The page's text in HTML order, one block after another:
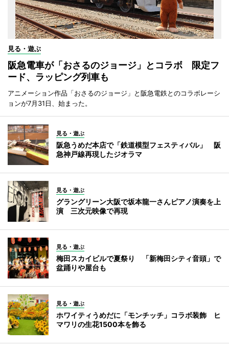
見る・遊ぶ
阪急電車が「おさるのジョージ」とコラボ 限定フ
ード、ラッピング列車も
アニメーション作品「おさるのジョージ」と阪急電鉄とのコラボレーシ
ョンが7月31日、始まった。
見る・遊ぶ
阪急うめだ本店で「鉄道模型フェスティバル」 阪
急神戸線再現したジオラマ
見る・遊ぶ
グラングリーン大阪で坂本龍一さんピアノ演奏を上
演 三次元映像で再現
見る・遊ぶ
梅田スカイビルで夏祭り 「新梅田シティ音頭」で
盆踊りや屋台も
見る・遊ぶ
ホワイティうめだに「モンチッチ」コラボ装飾 ヒ
マワリの生花1500本を飾る